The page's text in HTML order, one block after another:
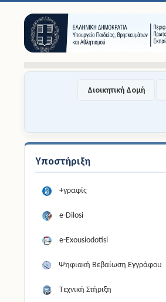
Διοικητική Δομή
Υποστήριξη
+γραφίς
e-Dilosi
e-Exousiodotisi
Ψηφιακή Βεβαίωση Εγγράφου
Τεχνική Στήριξη